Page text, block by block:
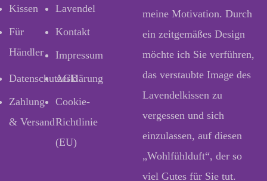
Kissen
Lavendel
Für
Händler
Kontakt
Impressum
Datenschutzerklärung
AGB
Zahlung
& Versand
Cookie-
Richtlinie
(EU)
meine Motivation. Durch
ein zeitgemäßes Design
möchte ich Sie verführen,
das verstaubte Image des
Lavendelkissen zu
vergessen und sich
einzulassen, auf diesen
„Wohlfühlduft“, der so
viel Gutes für Sie tut.